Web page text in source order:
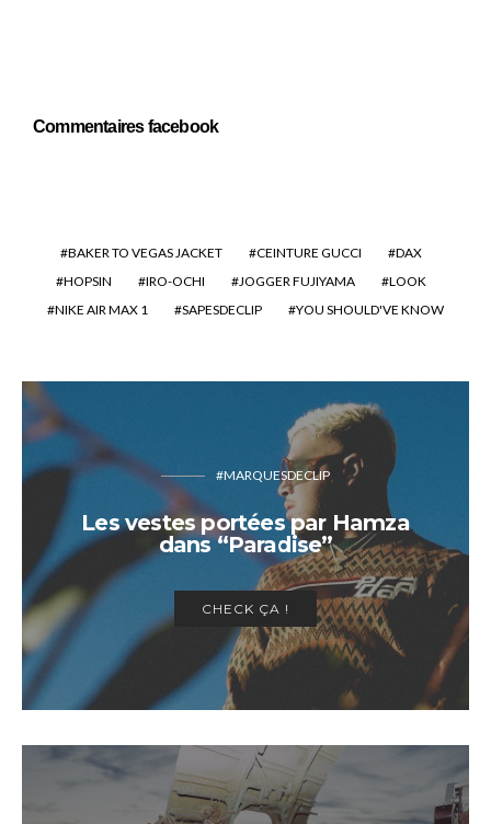
Commentaires facebook
BAKER TO VEGAS JACKET CEINTURE GUCCI
DAX
HOPSIN
IRO-OCHI JOGGER FUJIYAMA
LOOK
NIKE AIR MAX 1
SAPESDECLIP YOU SHOULD'VE KNOW
#MARQUESDECLIP
Les vestes portées par Hamza
dans “Paradise”
CHECK ÇA !